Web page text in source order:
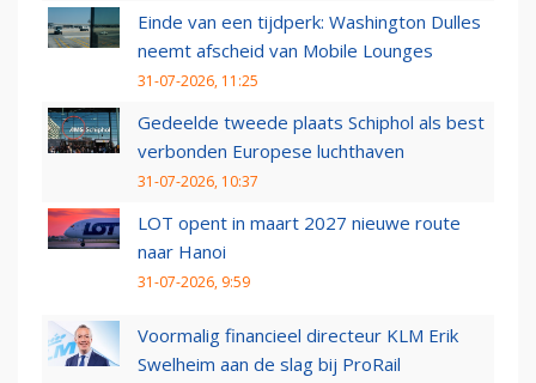
Einde van een tijdperk: Washington Dulles
neemt afscheid van Mobile Lounges
31-07-2026, 11:25
Gedeelde tweede plaats Schiphol als best
verbonden Europese luchthaven
31-07-2026, 10:37
LOT opent in maart 2027 nieuwe route
naar Hanoi
31-07-2026, 9:59
Voormalig financieel directeur KLM Erik
Swelheim aan de slag bij ProRail